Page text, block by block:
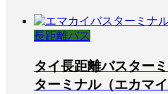
長距離バス
タイ長距離バスター
ターミナル（エカマ